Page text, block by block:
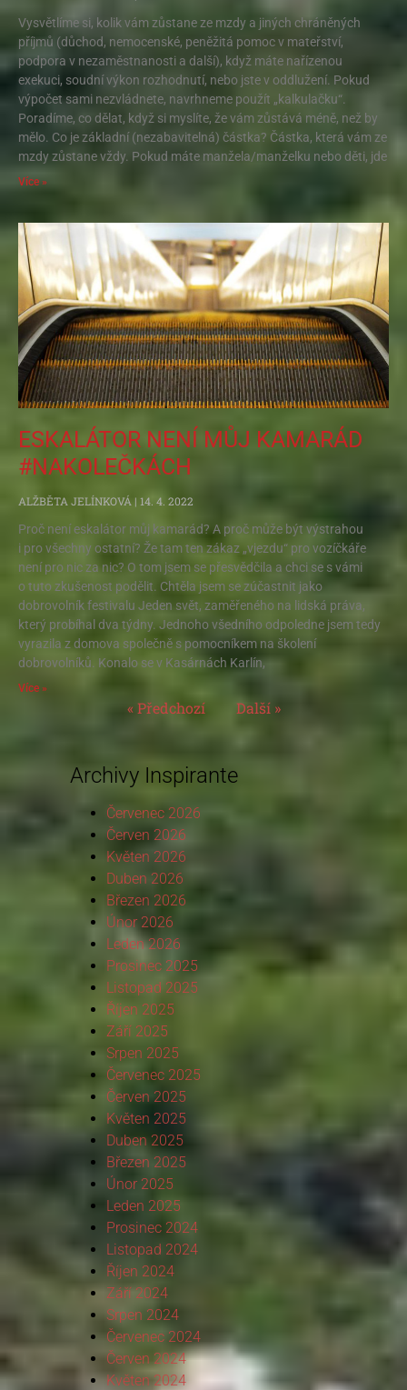
Vysvětlíme si, kolik vám zůstane ze mzdy a jiných chráněných
příjmů (důchod, nemocenské, peněžitá pomoc v mateřství,
podpora v nezaměstnanosti a další), když máte nařízenou
exekuci, soudní výkon rozhodnutí, nebo jste v oddlužení. Pokud
výpočet sami nezvládnete, navrhneme použít „kalkulačku“.
Poradíme, co dělat, když si myslíte, že vám zůstává méně, než by
mělo. Co je základní (nezabavitelná) částka? Částka, která vám ze
mzdy zůstane vždy. Pokud máte manžela/manželku nebo děti, jde
Více »
ESKALÁTOR NENÍ MŮJ KAMARÁD
#NAKOLEČKÁCH
ALŽBĚTA JELÍNKOVÁ
14. 4. 2022
Proč není eskalátor můj kamarád? A proč může být výstrahou
i pro všechny ostatní? Že tam ten zákaz „vjezdu“ pro vozíčkáře
není pro nic za nic? O tom jsem se přesvědčila a chci se s vámi
o tuto zkušenost podělit. Chtěla jsem se zúčastnit jako
dobrovolník festivalu Jeden svět, zaměřeného na lidská práva,
který probíhal dva týdny. Jednoho všedního odpoledne jsem tedy
vyrazila z domova společně s pomocníkem na školení
dobrovolníků. Konalo se v Kasárnách Karlín,
Více »
« Předchozí Další »
Archivy Inspirante
Červenec 2026
Červen 2026
Květen 2026
Duben 2026
Březen 2026
Únor 2026
Leden 2026
Prosinec 2025
Listopad 2025
Říjen 2025
Září 2025
Srpen 2025
Červenec 2025
Červen 2025
Květen 2025
Duben 2025
Březen 2025
Únor 2025
Leden 2025
Prosinec 2024
Listopad 2024
Říjen 2024
Září 2024
Srpen 2024
Červenec 2024
Červen 2024
Květen 2024